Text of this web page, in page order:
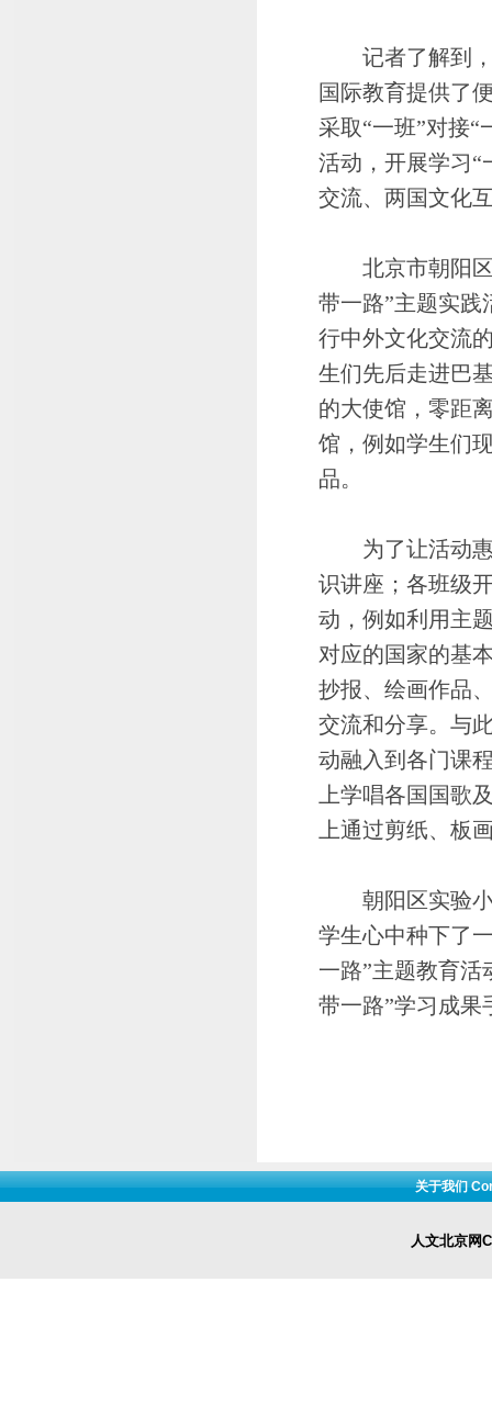
记者了解到，
国际教育提供了
采取“一班”对接
活动，开展学习“
交流、两国文化
北京市朝阳区
带一路”主题实践
行中外文化交流
生们先后走进巴
的大使馆，零距
馆，例如学生们
品。
为了让活动惠
识讲座；各班级
动，例如利用主
对应的国家的基
抄报、绘画作品
交流和分享。与
动融入到各门课
上学唱各国国歌
上通过剪纸、板
朝阳区实验小
学生心中种下了
一路”主题教育活
带一路”学习成果
人文北京网
关于我们